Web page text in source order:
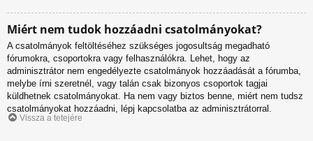
Miért nem tudok hozzáadni csatolmányokat?
A csatolmányok feltöltéséhez szükséges jogosultság megadható
fórumokra, csoportokra vagy felhasználókra. Lehet, hogy az
adminisztrátor nem engedélyezte csatolmányok hozzáadását a fórumba,
melybe írni szeretnél, vagy talán csak bizonyos csoportok tagjai
küldhetnek csatolmányokat. Ha nem vagy biztos benne, miért nem tudsz
csatolmányokat hozzáadni, lépj kapcsolatba az adminisztrátorral.
Vissza a tetejére